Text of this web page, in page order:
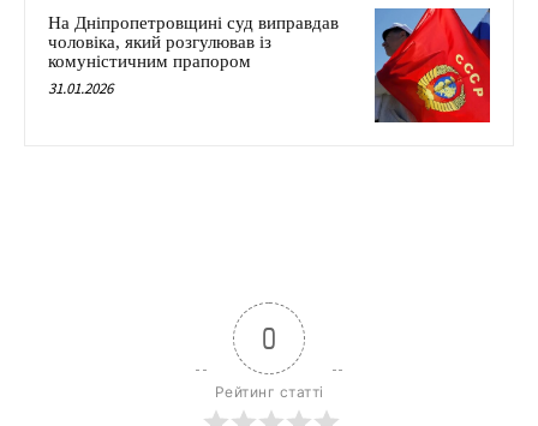
На Дніпропетровщині суд виправдав
чоловіка, який розгулював із
комуністичним прапором
31.01.2026
0
Рейтинг статті